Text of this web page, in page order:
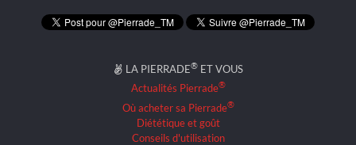
LA PIERRADE® ET VOUS
Actualités Pierrade®
Où acheter sa Pierrade®
Diététique et goût
Conseils d'utilisation